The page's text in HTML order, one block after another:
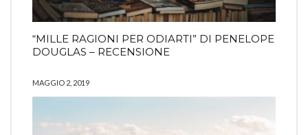
“MILLE RAGIONI PER ODIARTI” DI PENELOPE
DOUGLAS – RECENSIONE
MAGGIO 2, 2019